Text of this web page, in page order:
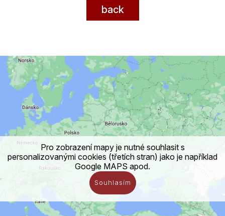
Pro zobrazení mapy je nutné souhlasit s
personalizovanými cookies (třetích stran) jako je například
Google MAPS apod.
Souhlasím